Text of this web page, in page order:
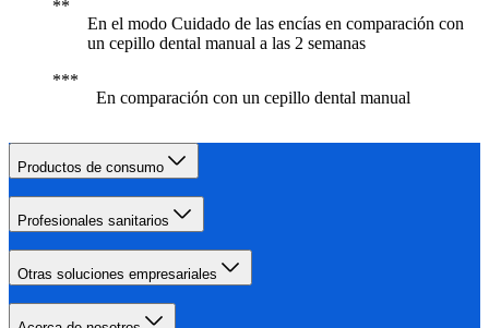
En el modo Cuidado de las encías en comparación con
un cepillo dental manual a las 2 semanas
En comparación con un cepillo dental manual
Productos de consumo
Profesionales sanitarios
Otras soluciones empresariales